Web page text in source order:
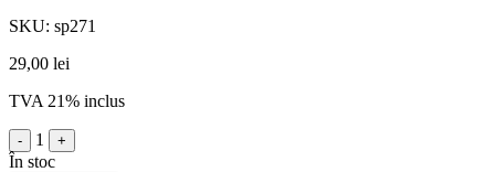
SKU: sp271
29,00 lei
TVA 21% inclus
- 1 +
În stoc